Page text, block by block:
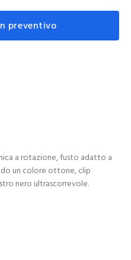
preventivo
a rotazione, fusto adatto a
un colore ottone, clip
nero ultrascorrevole.